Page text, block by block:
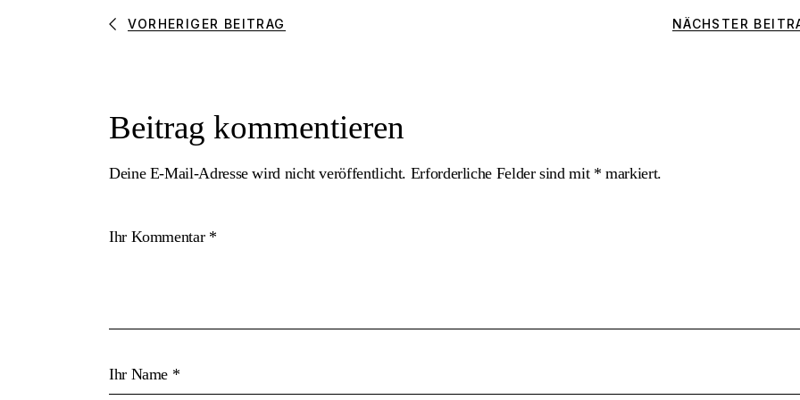
VORHERIGER BEITRAG NÄCHSTER
Beitrag kommentieren
Deine E-Mail-Adresse wird nicht veröffentlicht. Erforderliche Felder sind mit * markiert.